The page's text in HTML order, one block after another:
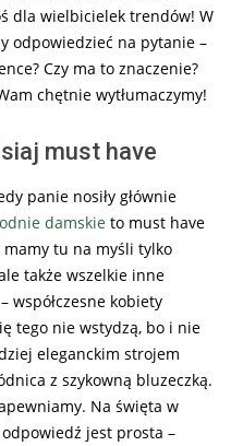
dla wielbicielek trendów! W
odpowiedzieć na pytanie –
Czy ma to znaczenie?
chętnie wytłumaczymy!
must have
panie nosiły głównie
damskie to must have
tu na myśli tylko
także wszelkie inne
współczesne kobiety
tego nie wstydzą, bo i nie
eleganckim strojem
z szykowną bluzeczką.
Na święta w
jest prosta –